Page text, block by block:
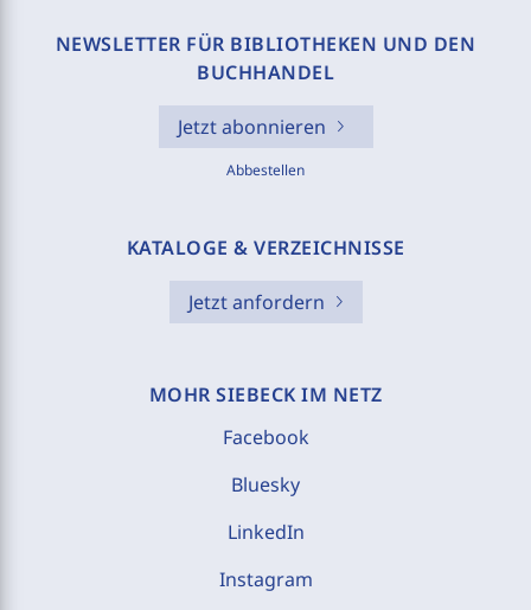
NEWSLETTER FÜR BIBLIOTHEKEN UND DEN
BUCHHANDEL
Jetzt abonnieren
Abbestellen
KATALOGE & VERZEICHNISSE
Jetzt anfordern
MOHR SIEBECK IM NETZ
Facebook
Bluesky
LinkedIn
Instagram